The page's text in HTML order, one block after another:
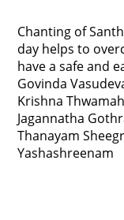
Chanting of
day helps to
have a safe and
Govinda
Krishna
Jagannatha
Thanayam
Yashashreenam